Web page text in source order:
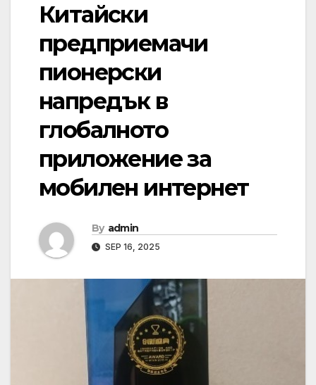
Китайски
предприемачи
пионерски
напредък в
глобалното
приложение за
мобилен интернет
By admin
SEP 16, 2025